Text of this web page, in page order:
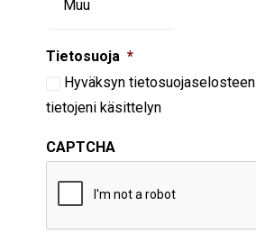
Tietosuoja *
Hyväksyn tietosuojaselosteen
tietojeni käsittelyn
CAPTCHA